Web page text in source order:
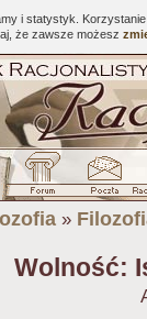
i statystyk.
że zawsze możesz
»
Wolność: